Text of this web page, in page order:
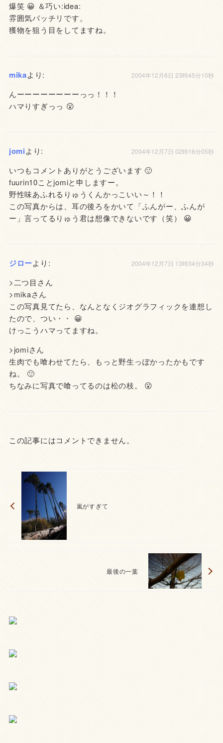
爆笑 😀 ＆巧い:idea:
雰囲気バッチリです。
獲物を狙う目をしてますね。
mikaより: 2004年12月6日 23時45分10秒
んーーーーーーーーっっ！！！
ハマりすぎっっ 😮
jomiより: 2004年12月7日 02時16分05秒
いつもコメントありがとうございます 🙂
fuurin10ことjomiと申しますー。
野性味あふれるりゅうくんかっこいい～！！
この写真からは、耳の後ろをかいて「ふんがー、ふんが
ー」言ってるりゅう君は想像できないです（笑） 😀
ジローより: 2004年12月7日 13時34分34秒
>二つ目さん
>mikaさん
この写真見てたら、なんとなくジオグラフィックを連想し
たので、つい・・ 😀
けっこうハマってますね。
>jomiさん
生肉でも喰わせてたら、もっと野生っぽかったかもです
ね。 🙂
ちなみに写真で喰ってるのは松の枝。 😮
この記事にはコメントできません。
嵐がすぎて
最後の一葉